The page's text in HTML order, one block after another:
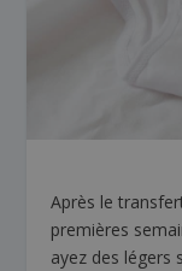
Après le
premières
ayez des légers